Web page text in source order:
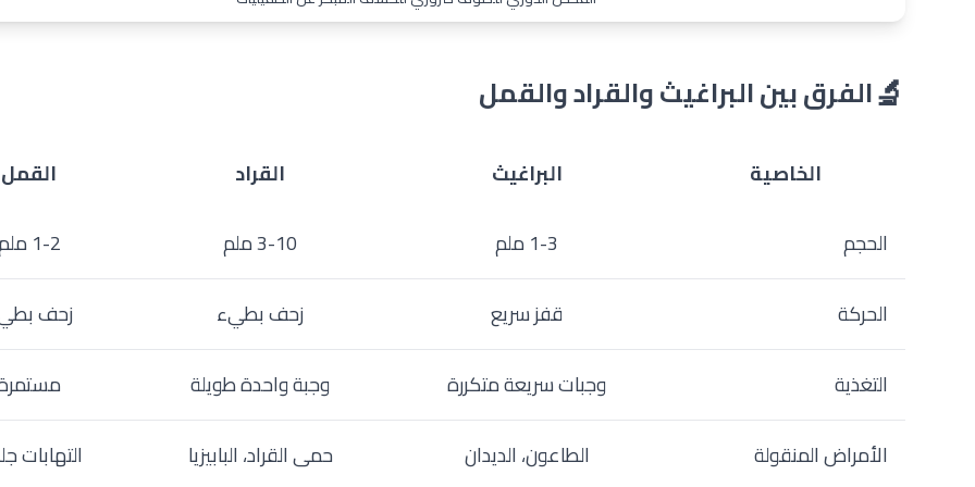
🔬الفرق بين البراغيث والقراد والقمل
الخاصية البراغيث القراد
القمل
الحجم
1-3 ملم 3-10 ملم
1-2 ملم
الحركة
قفز سريع زحف بطيء
زحف
التغذية
وجبات سريعة متكررة وجبة واحدة طويلة
الأمراض المنقولة
الطاعون، الديدان حمى القراد، البابيزيا التهابات